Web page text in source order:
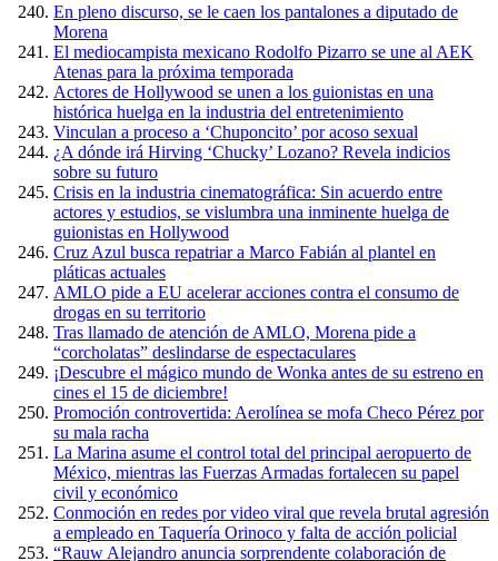
En pleno discurso, se le caen los pantalones a diputado de
Morena
El mediocampista mexicano Rodolfo Pizarro se une al AEK
Atenas para la próxima temporada
Actores de Hollywood se unen a los guionistas en una
histórica huelga en la industria del entretenimiento
Vinculan a proceso a ‘Chuponcito’ por acoso sexual
¿A dónde irá Hirving ‘Chucky’ Lozano? Revela indicios
sobre su futuro
Crisis en la industria cinematográfica: Sin acuerdo entre
actores y estudios, se vislumbra una inminente huelga de
guionistas en Hollywood
Cruz Azul busca repatriar a Marco Fabián al plantel en
pláticas actuales
AMLO pide a EU acelerar acciones contra el consumo de
drogas en su territorio
Tras llamado de atención de AMLO, Morena pide a
“corcholatas” deslindarse de espectaculares
¡Descubre el mágico mundo de Wonka antes de su estreno en
cines el 15 de diciembre!
Promoción controvertida: Aerolínea se mofa Checo Pérez por
su mala racha
La Marina asume el control total del principal aeropuerto de
México, mientras las Fuerzas Armadas fortalecen su papel
civil y económico
Conmoción en redes por video viral que revela brutal agresión
a empleado en Taquería Orinoco y falta de acción policial
“Rauw Alejandro anuncia sorprendente colaboración de